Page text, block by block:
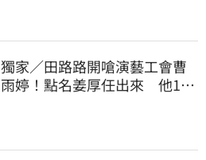
獨家／田路路開嗆演藝工會曹
雨婷！點名姜厚任出來 他16